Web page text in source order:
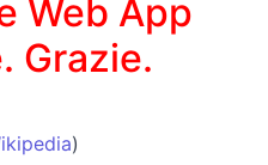
Web App
Grazie.
)